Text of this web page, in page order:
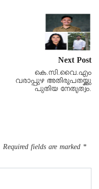
Next Post
കെ.സി.വൈ.എം
വരാപ്പുഴ അതിരൂപതയ്ക്കു
പുതിയ നേതൃത്വം.
Required fields are marked *